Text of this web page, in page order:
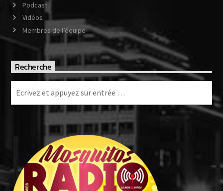
Podcast
Vidéos
Membres de l’équipe
Recherche